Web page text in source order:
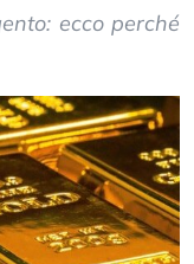
ecco perché